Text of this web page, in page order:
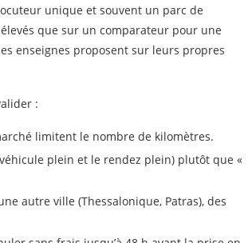
unique et souvent un parc de
que sur un comparateur pour une
enseignes proposent sur leurs propres
:
limitent le nombre de kilomètres.
plein et le rendez plein) plutôt que «
autre ville (Thessalonique, Patras), des